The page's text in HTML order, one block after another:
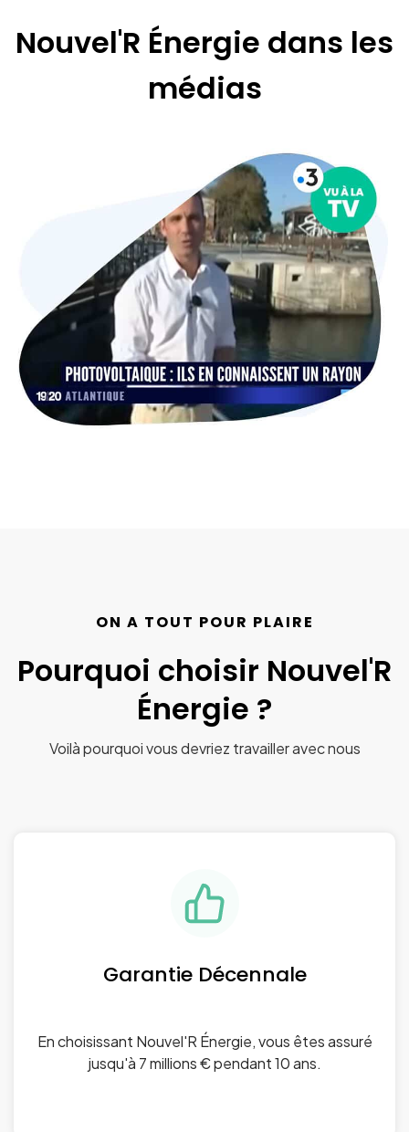
Nouvel'R Énergie dans les
médias
ON A TOUT POUR PLAIRE
Pourquoi choisir Nouvel'R
Énergie ?
Voilà pourquoi vous devriez travailler avec nous
Garantie Décennale
En choisissant Nouvel'R Énergie, vous êtes assuré
jusqu'à 7 millions € pendant 10 ans.